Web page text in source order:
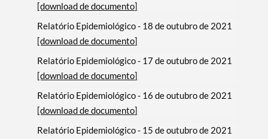
[download de documento]
Relatório Epidemiológico - 18 de outubro de 2021
[download de documento]
Relatório Epidemiológico - 17 de outubro de 2021
[download de documento]
Relatório Epidemiológico - 16 de outubro de 2021
[download de documento]
Relatório Epidemiológico - 15 de outubro de 2021